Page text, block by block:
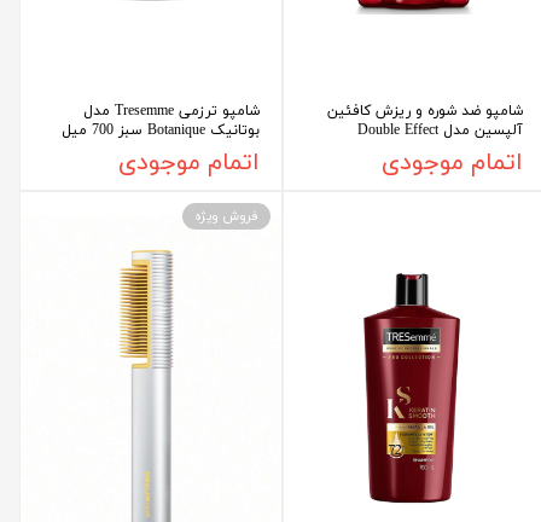
شامپو ضد شوره و ریزش کافئین
آلپسین مدل Double Effect
اتمام موجودی
شامپو ترزمی Tresemme مدل
بوتانیک Botanique سبز 700 میل
اتمام موجودی
فروش ویژه